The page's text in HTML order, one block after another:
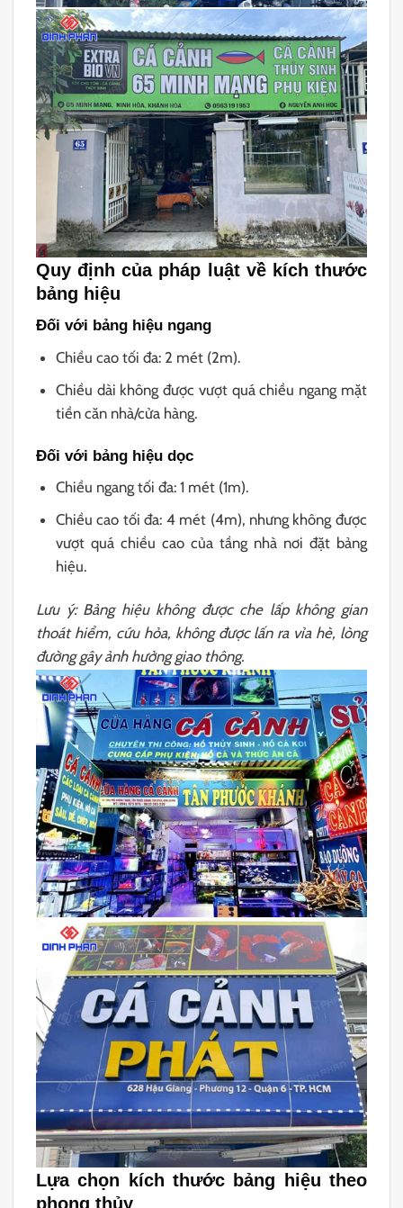
Quy định của pháp luật về kích thước
bảng hiệu
Đối với bảng hiệu ngang
Chiều cao tối đa: 2 mét (2m).
Chiều dài không được vượt quá chiều ngang mặt
tiền căn nhà/cửa hàng.
Đối với bảng hiệu dọc
Chiều ngang tối đa: 1 mét (1m).
Chiều cao tối đa: 4 mét (4m), nhưng không được
vượt quá chiều cao của tầng nhà nơi đặt bảng
hiệu.
Lưu ý: Bảng hiệu không được che lấp không gian
thoát hiểm, cứu hỏa, không được lấn ra vỉa hè, lòng
đường gây ảnh hưởng giao thông.
Lựa chọn kích thước bảng hiệu theo
phong thủy